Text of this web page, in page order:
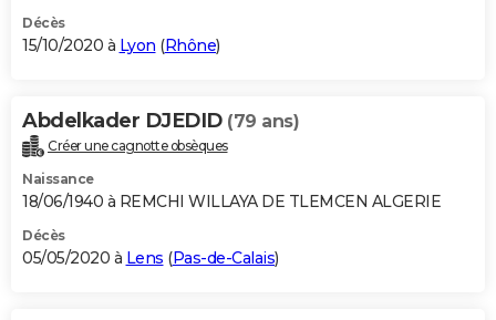
Décès
15/10/2020 à Lyon (Rhône)
Abdelkader DJEDID (79 ans)
Créer une cagnotte obsèques
Naissance
18/06/1940 à REMCHI WILLAYA DE TLEMCEN ALGERIE
Décès
05/05/2020 à Lens (Pas-de-Calais)